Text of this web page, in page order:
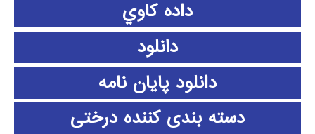
داده كاوي
دانلود
دانلود پايان نامه
دسته بندی کننده درختی